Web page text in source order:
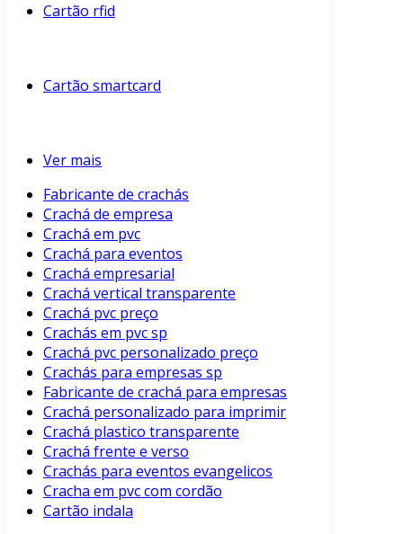
Cartão rfid
Cartão smartcard
Ver mais
Fabricante de crachás
Crachá de empresa
Crachá em pvc
Crachá para eventos
Crachá empresarial
Crachá vertical transparente
Crachá pvc preço
Crachás em pvc sp
Crachá pvc personalizado preço
Crachás para empresas sp
Fabricante de crachá para empresas
Crachá personalizado para imprimir
Crachá plastico transparente
Crachá frente e verso
Crachás para eventos evangelicos
Cracha em pvc com cordão
Cartão indala